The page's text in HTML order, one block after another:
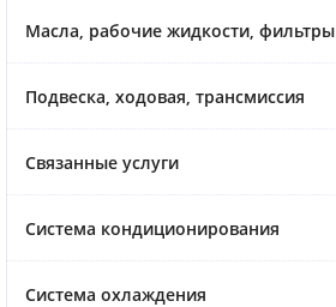
Масла, рабочие жидкости, фильтры
Подвеска, ходовая, трансмиссия
Связанные услуги
Система кондиционирования
Система охлаждения